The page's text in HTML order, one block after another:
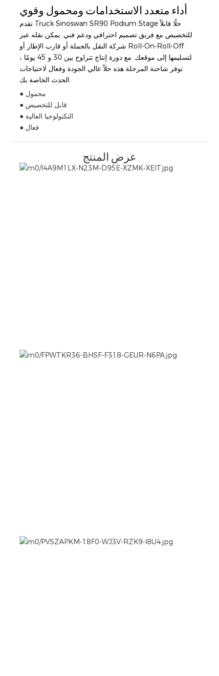
تقدم Truck Sinoswan SR90 Podium Stage حلًا قابلاً
للتخصيص مع فريق تصميم احترافي ودعم فني. يمكن نقله عبر
شركة النقل بالجملة أو قارب الإطار أو Roll-On-Roll-Off
لتسليمها إلى موقعك. مع دورة إنتاج تتراوح بين 30 و 45 يومًا ،
توفر شاحنة المرحلة هذه حلاً عالي الجودة وفعال لاحتياجات
الحدث الخاصة بك.
● محمول
● قابل للتخصيص
● التكنولوجيا العالية
● فعال
عرض المنتج